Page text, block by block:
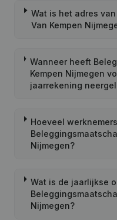
Wat is het adres
Van Kempen
Wanneer heeft
Kempen Nijmegen
jaarrekening
Hoeveel
Nijmegen?
Wat is de jaarlijkse
Nijmegen?